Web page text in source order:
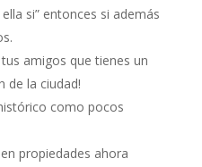
si” entonces si además
amigos que tienes un
de la ciudad!
como pocos
propiedades ahora